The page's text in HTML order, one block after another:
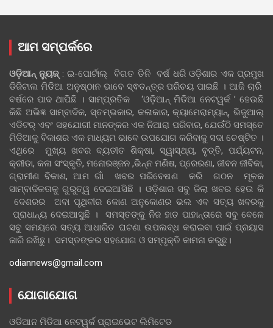
ଆମ ସମ୍ପର୍କରେ
ଓଡ଼ିଆନ୍‍ ନ୍ୟୁଜ୍‍: ଇ-ପୋର୍ଟାଲ୍ ବିଗତ ତିନି ବର୍ଷ ଧରି ଓଡ଼ିଶାର ଏକ ପ୍ରମୁଖ
ଡିଜିଟାଲ ମିଡିଆ ଅନୁଷ୍ଠାନ ଭାବେ ସ୍ଵତନ୍ତ୍ର ପରିଚୟ ପାଇଛି । ଆଜି ଚାରି
ବର୍ଷରେ ପାଦ ଥାପିଛି । ସାମ୍ପ୍ରତିକ ‘ଓଡ଼ିଆନ୍‍ ମିଡିଆ ନେଟୱର୍କ ’ ହେଉଛି
କିଛି ଅଭିଜ୍ଞ ସାମ୍ବାଦିକ, ସ୍ତମ୍ଭକାର, କଳାକାର, କ୍ୟାମେରାମ୍ୟାନ୍, ଭିଜୁଆଲ୍
ଏଡିଟର୍ ଏବଂ ସହଯୋଗୀ ମାନଙ୍କର ଏକ ନିଆରା ପରିବାର, ଯେଉଁଠି ସମସ୍ତେ
ମିଡିଆକୁ ବିକାଶର ଏକ ମାଧ୍ୟମ ଭାବେ ଉପଯୋଗ କରିବାକୁ ସଦା ଚେଷ୍ଟିତ ।
ଏଥିରେ ମୁଖ୍ୟ ଖବର ବ୍ୟତୀତ ଶିକ୍ଷା, ସ୍ୱାସ୍ଥ୍ୟ, ବୃତ୍ତି, ପର୍ଯ୍ୟଟନ,
କ୍ରୀଡା, କଳା ସଂସ୍କୃତି, ମନୋରଞ୍ଜନ ,ଭିନ୍ନ ମଣିଷ, ପ୍ରେରଣା, ଜୀବନ ଜୀବିକା,
ଗ୍ରାମୀଣ ବିକାଶ, ଆମ ଗାଁ ଖବର ପରିବେଷଣ କରି ଗଠନ ମୂଳକ
ସାମ୍ବାଦିକତାକୁ ଗୁରୁତ୍ୱ ଦେଇଆସିଛି । ଓଡ଼ିଶାର ସବୁ ଜିଲା ଖବର ହେଉ କି
ଦେଶରର ଅବା ପୃଥିବୀର କୋଣ ଅନୁକୋଣର ଭଲ ଏବ ସତ୍ୟ ଖବରକୁ
ପ୍ରାଧାନ୍ୟ ଦେଇଆସୁଛି । ସମସ୍ତଙ୍କୁ ନିଜ ହାତ ପାହାନ୍ତାରେ ସବୁ ବେଳେ
ସବୁ ସମୟରେ ସତ୍ୟ ଆଧାରିତ ଘଟଣା ଉପଲବ୍ଧ କରାଇବା ପାଇଁ ପ୍ରୟାସ
ଜାରି ରଖିଛୁ। ସମସ୍ତଙ୍କର ସହଯୋଗ ଓ ସମ୍ପୃକ୍ତି କାମନା କରୁଛୁ।
odiannews@gmail.com
ଯୋଗାଯୋଗ
ଓଡିଆନ ମିଡିଆ ନେଟୱର୍କ ପ୍ରାଇଭେଟ ଲିମିଟେଡ